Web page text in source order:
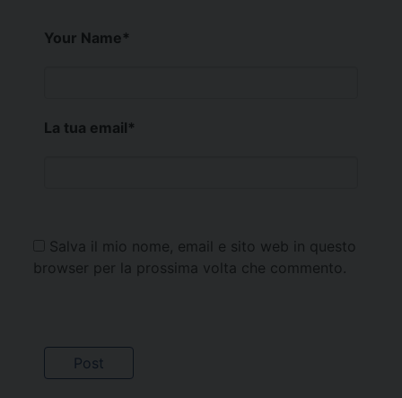
Your Name*
La tua email*
Salva il mio nome, email e sito web in questo
browser per la prossima volta che commento.